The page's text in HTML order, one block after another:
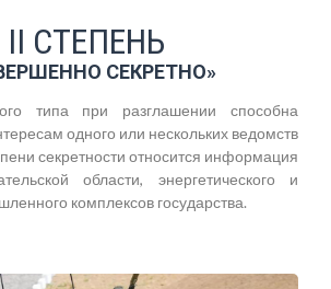
II СТЕПЕНЬ
СЕКРЕТНО»
типа при разглашении способна
одного или нескольких ведомств
секретности относится информация
области, энергетического и
комплексов государства.